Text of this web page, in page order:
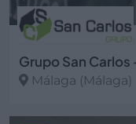
Grupo San
Málaga (Málaga)
Ver más